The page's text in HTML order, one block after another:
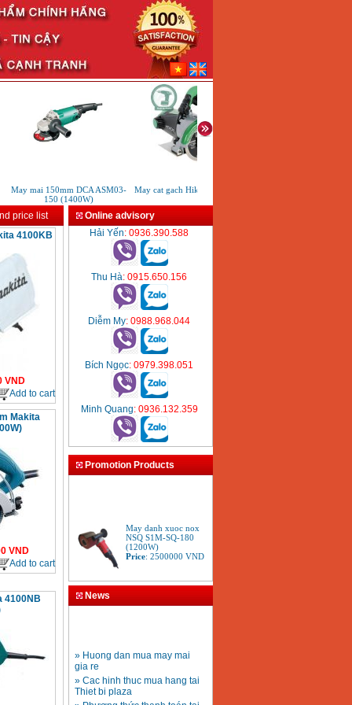
May mai 150mm DCA ASM03-
150 (1400W)
May cat gach Hikoki CM4SB2
price list
4100KB
VND
Add to cart
Makita
VND
Add to cart
4100NB
Online advisory
Hải Yến: 0936.390.588
Thu Hà: 0915.650.156
Diễm My: 0988.968.044
Bích Ngọc: 0979.398.051
Minh Quang: 0936.132.359
Promotion Products
NSQ S1M-SQ-180
(1200W)
Price:2500000
May mai Bosch GWS
Price:1251000VND
May mai 180mm
Price:3438000VND
News
gia re
» Cac hinh thuc mua hang tai
Thiet bi plaza
» Phương thức thanh toán tại